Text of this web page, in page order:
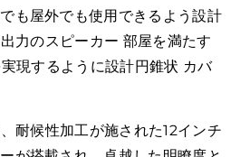
も屋外でも使用できるよう設計
力のスピーカー 部屋を満たす
現するように設計円錐状 カバ
耐候性加工が施された12インチ